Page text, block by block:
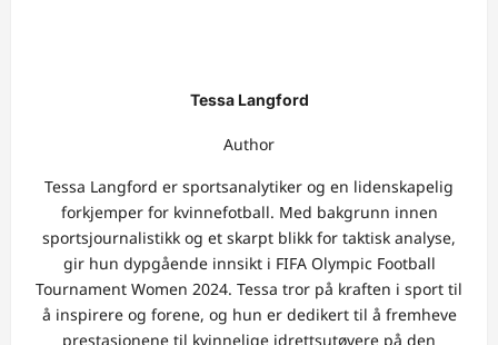
Tessa Langford
Author
Tessa Langford er sportsanalytiker og en lidenskapelig
forkjemper for kvinnefotball. Med bakgrunn innen
sportsjournalistikk og et skarpt blikk for taktisk analyse,
gir hun dypgående innsikt i FIFA Olympic Football
Tournament Women 2024. Tessa tror på kraften i sport til
å inspirere og forene, og hun er dedikert til å fremheve
prestasjonene til kvinnelige idrettsutøvere på den